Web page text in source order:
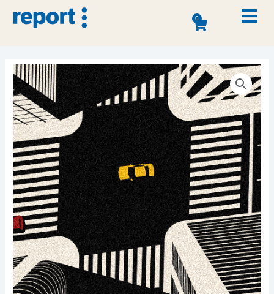
0
01 Quem somos
02 Soluções
03 Clientes